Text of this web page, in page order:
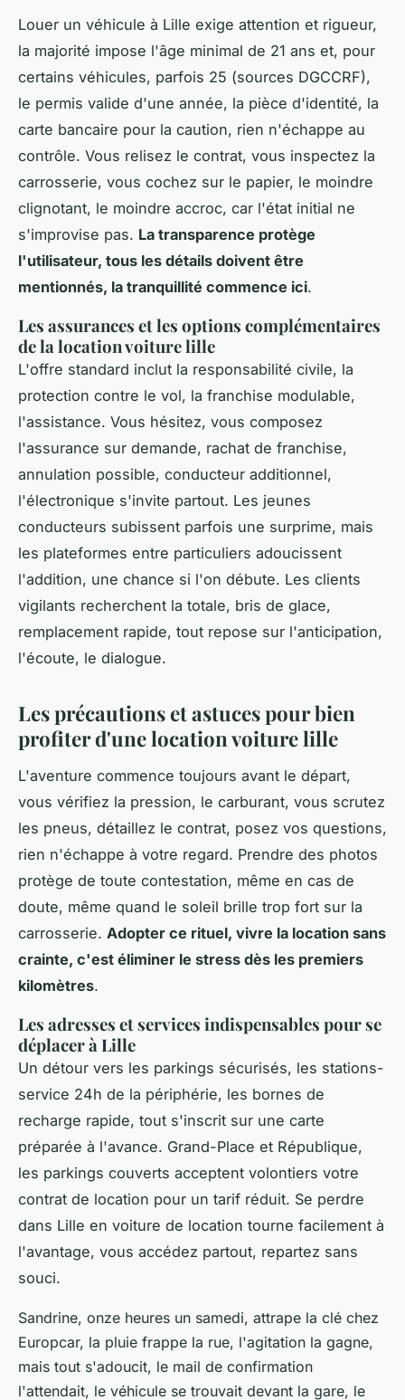
Louer un véhicule à Lille exige attention et rigueur,
la majorité impose l'âge minimal de 21 ans et, pour
certains véhicules, parfois 25 (sources DGCCRF),
le permis valide d'une année, la pièce d'identité, la
carte bancaire pour la caution, rien n'échappe au
contrôle. Vous relisez le contrat, vous inspectez la
carrosserie, vous cochez sur le papier, le moindre
clignotant, le moindre accroc, car l'état initial ne
s'improvise pas. La transparence protège
l'utilisateur, tous les détails doivent être
mentionnés, la tranquillité commence ici.
Les assurances et les options complémentaires
de la location voiture lille
L'offre standard inclut la responsabilité civile, la
protection contre le vol, la franchise modulable,
l'assistance. Vous hésitez, vous composez
l'assurance sur demande, rachat de franchise,
annulation possible, conducteur additionnel,
l'électronique s'invite partout. Les jeunes
conducteurs subissent parfois une surprime, mais
les plateformes entre particuliers adoucissent
l'addition, une chance si l'on débute. Les clients
vigilants recherchent la totale, bris de glace,
remplacement rapide, tout repose sur l'anticipation,
l'écoute, le dialogue.
Les précautions et astuces pour bien
profiter d'une location voiture lille
L'aventure commence toujours avant le départ,
vous vérifiez la pression, le carburant, vous scrutez
les pneus, détaillez le contrat, posez vos questions,
rien n'échappe à votre regard. Prendre des photos
protège de toute contestation, même en cas de
doute, même quand le soleil brille trop fort sur la
carrosserie. Adopter ce rituel, vivre la location sans
crainte, c'est éliminer le stress dès les premiers
kilomètres.
Les adresses et services indispensables pour se
déplacer à Lille
Un détour vers les parkings sécurisés, les stations-
service 24h de la périphérie, les bornes de
recharge rapide, tout s'inscrit sur une carte
préparée à l'avance. Grand-Place et République,
les parkings couverts acceptent volontiers votre
contrat de location pour un tarif réduit. Se perdre
dans Lille en voiture de location tourne facilement à
l'avantage, vous accédez partout, repartez sans
souci.
Sandrine, onze heures un samedi, attrape la clé chez
Europcar, la pluie frappe la rue, l'agitation la gagne,
mais tout s'adoucit, le mail de confirmation
l'attendait, le véhicule se trouvait devant la gare, le